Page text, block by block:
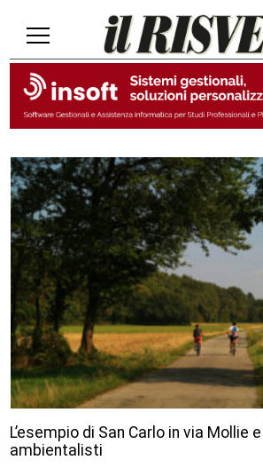
L’esempio di San Carlo in via Mollie
ambientalisti